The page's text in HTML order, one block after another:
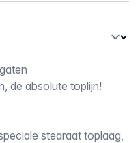
de absolute toplijn!
stearaat toplaag,